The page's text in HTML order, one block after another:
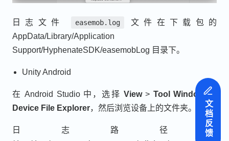
日志文件 easemob.log
文件在下载包的
AppData/Library/Application
Support/HyphenateSDK/easemobLog 目录下。
Unity Android
在 Android Studio 中，选择View> Tool Windows>
Device File Explorer，然后浏览设备上的文件夹。
日志路径为
文档反馈